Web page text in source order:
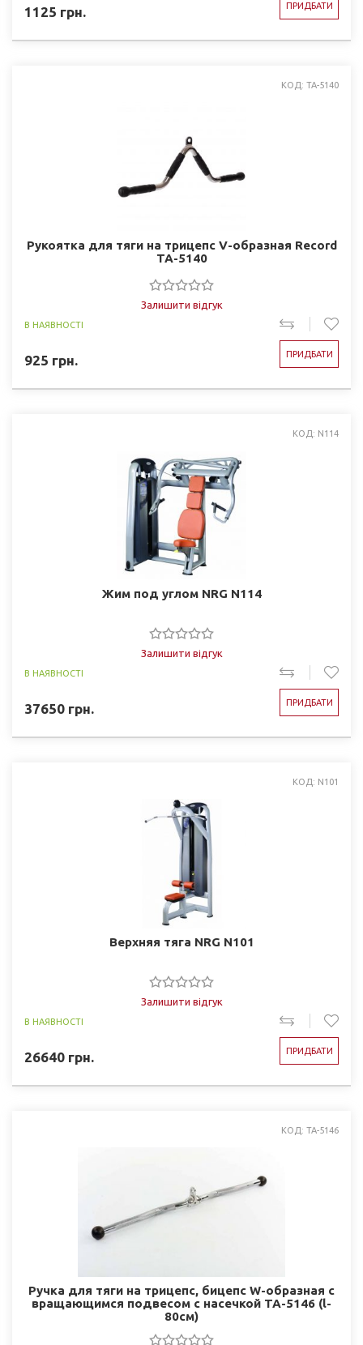
1125 грн. ПРИДБАТИ
КОД: TA-5140
Рукоятка для тяги на трицепс V-образная Record
TA-5140
Залишити відгук
В НАЯВНОСТІ
925 грн. ПРИДБАТИ
КОД: N114
Жим под углом NRG N114
Залишити відгук
В НАЯВНОСТІ
37650 грн. ПРИДБАТИ
КОД: N101
Верхняя тяга NRG N101
Залишити відгук
В НАЯВНОСТІ
26640 грн. ПРИДБАТИ
КОД: TA-5146
Ручка для тяги на трицепс, бицепс W-образная c
вращающимся подвесом с насечкой TA-5146 (l-
80см)